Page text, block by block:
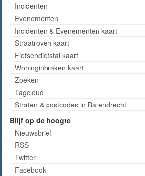
Incidenten
Evenementen
Incidenten & Evenementen kaart
Straatroven kaart
Fietsendiefstal kaart
Woninginbraken kaart
Zoeken
Tagcloud
Straten & postcodes in Barendrecht
Blijf op de hoogte
Nieuwsbrief
RSS
Twitter
Facebook